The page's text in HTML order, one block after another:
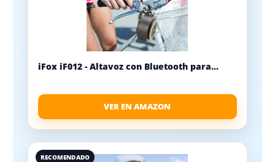
iFox iF012 - Altavoz con Bluetooth para...
VER EN AMAZON
RECOMENDADO